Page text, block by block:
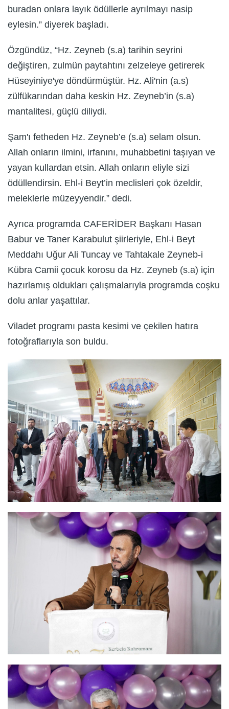
buradan onlara layık ödüllerle ayrılmayı nasip
eylesin.” diyerek başladı.
Özgündüz, “Hz. Zeyneb (s.a) tarihin seyrini
değiştiren, zulmün paytahtını zelzeleye getirerek
Hüseyiniye'ye döndürmüştür. Hz. Ali'nin (a.s)
zülfükarından daha keskin Hz. Zeyneb’in (s.a)
mantalitesi, güçlü diliydi.
Şam'ı fetheden Hz. Zeyneb’e (s.a) selam olsun.
Allah onların ilmini, irfanını, muhabbetini taşıyan ve
yayan kullardan etsin. Allah onların eliyle sizi
ödüllendirsin. Ehl-i Beyt’in meclisleri çok özeldir,
meleklerle müzeyyendir.” dedi.
Ayrıca programda CAFERİDER Başkanı Hasan
Babur ve Taner Karabulut şiirleriyle, Ehl-i Beyt
Meddahı Uğur Ali Tuncay ve Tahtakale Zeyneb-i
Kübra Camii çocuk korosu da Hz. Zeyneb (s.a) için
hazırlamış oldukları çalışmalarıyla programda coşku
dolu anlar yaşattılar.
Viladet programı pasta kesimi ve çekilen hatıra
fotoğraflarıyla son buldu.